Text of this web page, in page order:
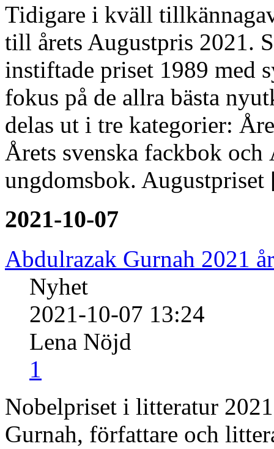
Tidigare i kväll
till årets Augustpris 2021.
instiftade priset 1989 med
fokus på de allra bästa
delas ut i tre kategorier:
Årets svenska fackbok och
ungdomsbok.
2021-10-07
Abdulrazak Gurnah 2021
Nyhet
2021-10-07 13:24
Lena Nöjd
1
Nobelpriset i litteratur
Gurnah, författare och